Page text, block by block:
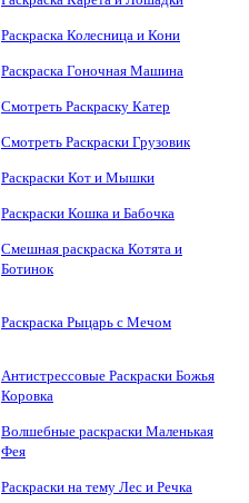
Раскраска Колесница и Кони
Раскраска Гоночная Машина
Смотреть Раскраску Катер
Смотреть Раскраски Грузовик
Раскраски Кот и Мышки
Раскраски Кошка и Бабочка
Смешная раскраска Котята и
Ботинок
Раскраска Рыцарь с Мечом
Антистрессовые Раскраски Божья
Коровка
Волшебные раскраски Маленькая
Фея
Раскраски на тему Лес и Речка